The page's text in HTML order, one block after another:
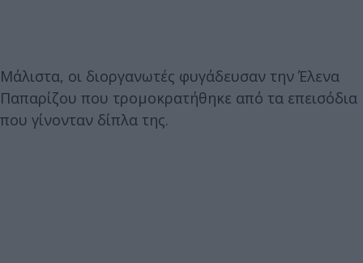
Μάλιστα, οι διοργανωτές φυγάδευσαν την Έλενα
Παπαρίζου που τρομοκρατήθηκε από τα επεισόδια
που γίνονταν δίπλα της.